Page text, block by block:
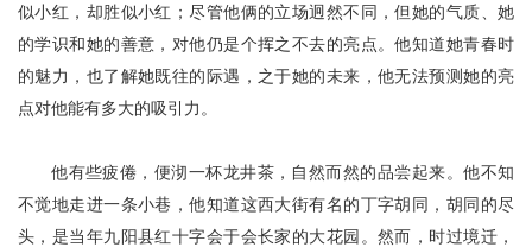
似小红，却胜似小红；尽管他俩的立场迥然不同，但她的气质、她
的学识和 她的善意，对他仍是个挥之不去的亮点。他知道她青春时
的魅力，也了解她既往的际遇，之于她的未来，他无法预测她的亮
点对他能有多大的吸引力。
他有些疲倦，便沏一杯龙井茶，自然而然的品尝起来。他不知
不觉地走进一条小巷，他知道这西大街有名的丁字胡同，胡同的尽
头，是当年九阳县红十字会于会长家的大花园。然而，时过境迁，